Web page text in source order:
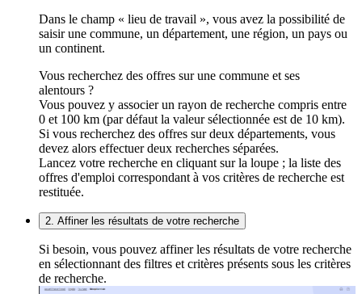
Dans le champ « lieu de travail », vous avez la possibilité de
saisir une commune, un département, une région, un pays ou
un continent.
Vous recherchez des offres sur une commune et ses
alentours ?
Vous pouvez y associer un rayon de recherche compris entre
0 et 100 km (par défaut la valeur sélectionnée est de 10 km).
Si vous recherchez des offres sur deux départements, vous
devez alors effectuer deux recherches séparées.
Lancez votre recherche en cliquant sur la loupe ; la liste des
offres d'emploi correspondant à vos critères de recherche est
restituée.
2. Affiner les résultats de votre recherche
Si besoin, vous pouvez affiner les résultats de votre recherche
en sélectionnant des filtres et critères présents sous les critères
de recherche.